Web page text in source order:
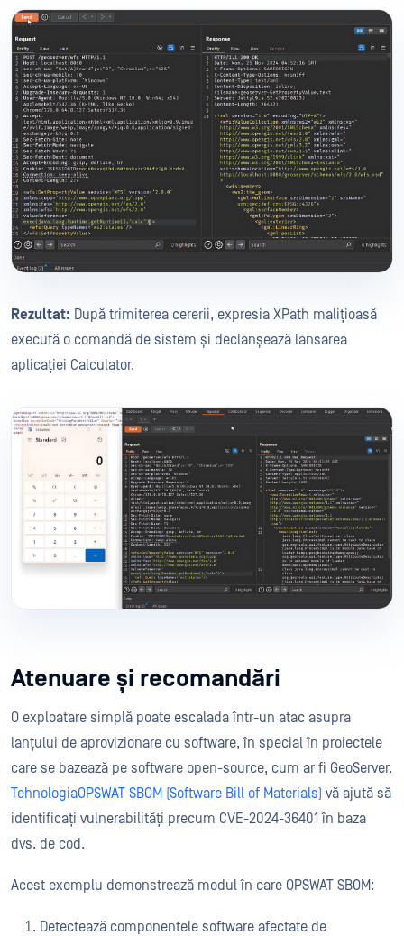
Rezultat: După trimiterea cererii, expresia XPath malițioasă
execută o comandă de sistem și declanșează lansarea
aplicației Calculator.
Atenuare și recomandări
O exploatare simplă poate escalada într-un atac asupra
lanțului de aprovizionare cu software, în special în proiectele
care se bazează pe software open-source, cum ar fi GeoServer.
TehnologiaOPSWAT SBOM (Software Bill of Materials) vă ajută să
identificați vulnerabilități precum CVE-2024-36401 în baza
dvs. de cod.
Acest exemplu demonstrează modul în care OPSWAT SBOM:
Detectează componentele software afectate de